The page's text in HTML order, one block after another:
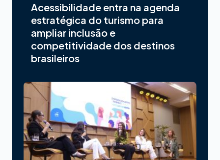
Acessibilidade entra na agenda
estratégica do turismo para
ampliar inclusão e
competitividade dos destinos
brasileiros